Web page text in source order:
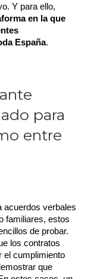
Y para ello,
en la que
España.
para
entre
acuerdos verbales
familiares, estos
de probar.
los contratos
el cumplimiento
que